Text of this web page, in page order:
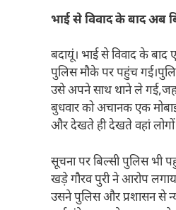
भाई से विवाद के बाद अब
बदायूं। भाई से विवाद के
पुलिस मौके पर पहुंच
उसे अपने साथ थाने ले गई,जहां
बुधवार को अचानक एक
और देखते ही देखते वहां
सूचना पर बिल्सी पुलिस भी
खड़े गौरव पुरी ने आरोप
उसने पुलिस और प्रशासन से